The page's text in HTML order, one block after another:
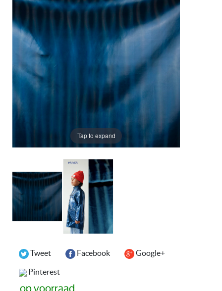
Tap to expand
Tweet Facebook Google+
Pinterest